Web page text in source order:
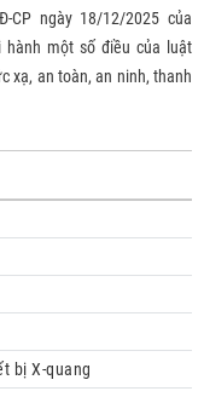
CP ngày 18/12/2025 của
một số điều của luật
xạ, an toàn, an ninh, thanh
bị X-quang